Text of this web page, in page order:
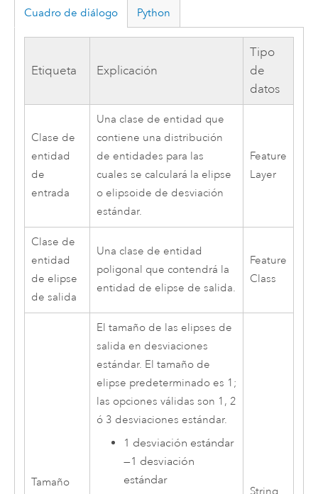
Cuadro de diálogo Python
Etiqueta Explicación
Tipo
de
datos
Clase de
entidad
de
entrada
Una clase de entidad que
contiene una distribución
de entidades para las
cuales se calculará la elipse
o elipsoide de desviación
estándar.
Feature
Layer
Clase de
entidad
de elipse
de salida
Una clase de entidad
poligonal que contendrá la
entidad de elipse de salida.
Feature
Class
Tamaño
El tamaño de las elipses de
salida en desviaciones
estándar. El tamaño de
elipse predeterminado es 1;
las opciones válidas son 1, 2
ó 3 desviaciones estándar.
1 desviación estándar
—1 desviación
estándar